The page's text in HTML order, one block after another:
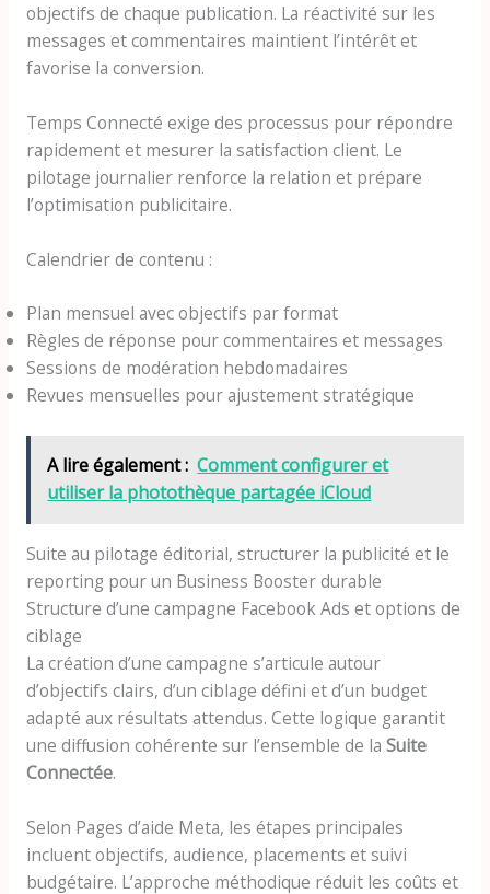
objectifs de chaque publication. La réactivité sur les
messages et commentaires maintient l’intérêt et
favorise la conversion.
Temps Connecté exige des processus pour répondre
rapidement et mesurer la satisfaction client. Le
pilotage journalier renforce la relation et prépare
l’optimisation publicitaire.
Calendrier de contenu :
Plan mensuel avec objectifs par format
Règles de réponse pour commentaires et messages
Sessions de modération hebdomadaires
Revues mensuelles pour ajustement stratégique
A lire également : Comment configurer et
utiliser la photothèque partagée iCloud
Suite au pilotage éditorial, structurer la publicité et le
reporting pour un Business Booster durable
Structure d’une campagne Facebook Ads et options de
ciblage
La création d’une campagne s’articule autour
d’objectifs clairs, d’un ciblage défini et d’un budget
adapté aux résultats attendus. Cette logique garantit
une diffusion cohérente sur l’ensemble de la Suite
Connectée.
Selon Pages d’aide Meta, les étapes principales
incluent objectifs, audience, placements et suivi
budgétaire. L’approche méthodique réduit les coûts et